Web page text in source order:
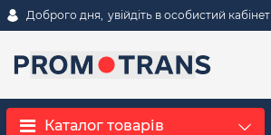
Доброго дня, увійдіть в особистий кабінет
Каталог товарів